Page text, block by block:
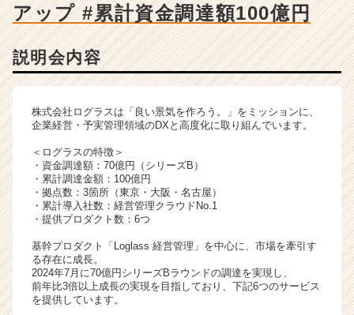
ら
ス
ト
が
届
く
サ
イ
ト
チ
ア
キ
ャ
リ
アップ #累計資金調達額100億円
説明会内容
株式会社ログラスは「良い景気を作ろう。」をミッションに、
企業経営・予実管理領域のDXと高度化に取り組んでいます。
＜ログラスの特徴＞
・資金調達額：70億円（シリーズB）
・累計調達金額：100億円
・拠点数：3箇所（東京・大阪・名古屋）
・累計導入社数：経営管理クラウドNo.1
・提供プロダクト数：6つ
基幹プロダクト「Loglass 経営管理」を中心に、市場を牽引す
る存在に成長。
2024年7月に70億円シリーズBラウンドの調達を実現し、
前年比3倍以上成長の実現を目指しており、下記6つのサービス
を提供しています。